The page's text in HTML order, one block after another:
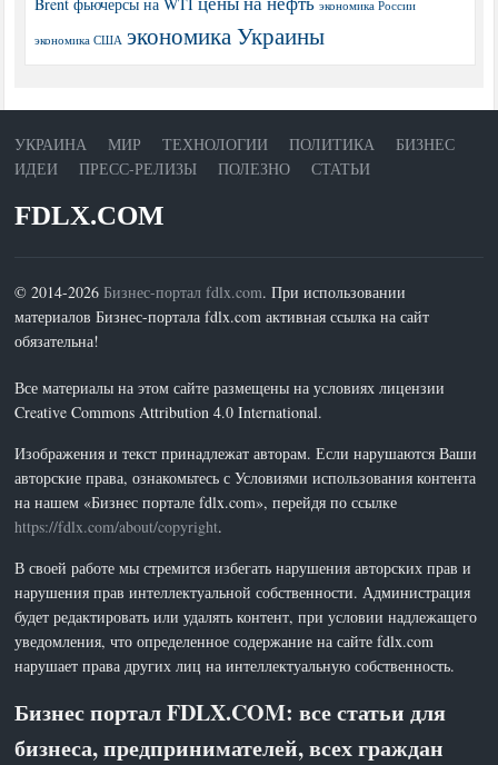
Brent фьючерсы на WTI экономика России
экономика США экономика Украины
УКРАИНА МИР ТЕХНОЛОГИИ ПОЛИТИКА
БИЗНЕС
ИДЕИ
ПРЕСС-РЕЛИЗЫ ПОЛЕЗНО СТАТЬИ
FDLX.COM
© 2014-2026 Бизнес-портал fdlx.com. При использовании
материалов Бизнес-портала fdlx.com активная ссылка на сайт
обязательна!
Все материалы на этом сайте размещены на условиях лицензии
Creative Commons Attribution 4.0 International.
Изображения и текст принадлежат авторам. Если нарушаются Ваши
авторские права, ознакомьтесь с Условиями использования контента
на нашем «Бизнес портале fdlx.com», перейдя по ссылке
https://fdlx.com/about/copyright.
В своей работе мы стремится избегать нарушения авторских прав и
нарушения прав интеллектуальной собственности. Администрация
будет редактировать или удалять контент, при условии надлежащего
уведомления, что определенное содержание на сайте fdlx.com
нарушает права других лиц на интеллектуальную собственность.
Бизнес портал FDLX.COM: все статьи для
бизнеса, предпринимателей, всех граждан